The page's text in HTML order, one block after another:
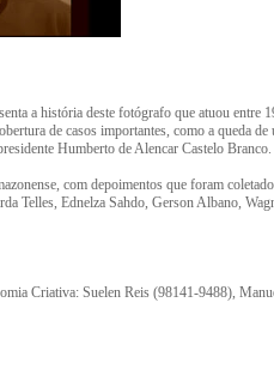
a história deste fotógrafo que atuou entre
de casos importantes, como a queda
Humberto de Alencar Castelo Branco.
com depoimentos que foram
Telles, Ednelza Sahdo, Gerson Albano,
Criativa: Suelen Reis (98141-9488),